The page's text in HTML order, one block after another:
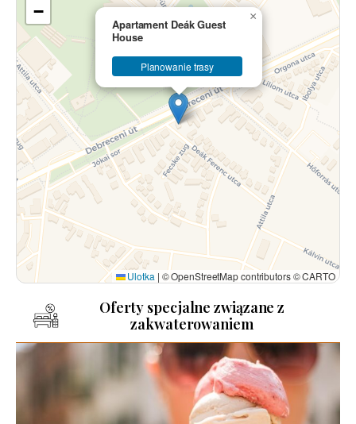
Apartament Deák Guest
House
Planowanie trasy
×
−
Ulotka | © OpenStreetMap contributors © CARTO
Oferty specjalne związane z
zakwaterowaniem